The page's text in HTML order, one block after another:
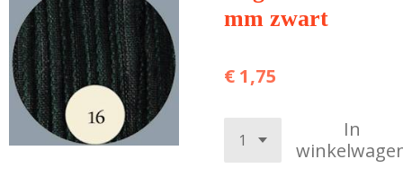
mm zwart
€ 1,75
In